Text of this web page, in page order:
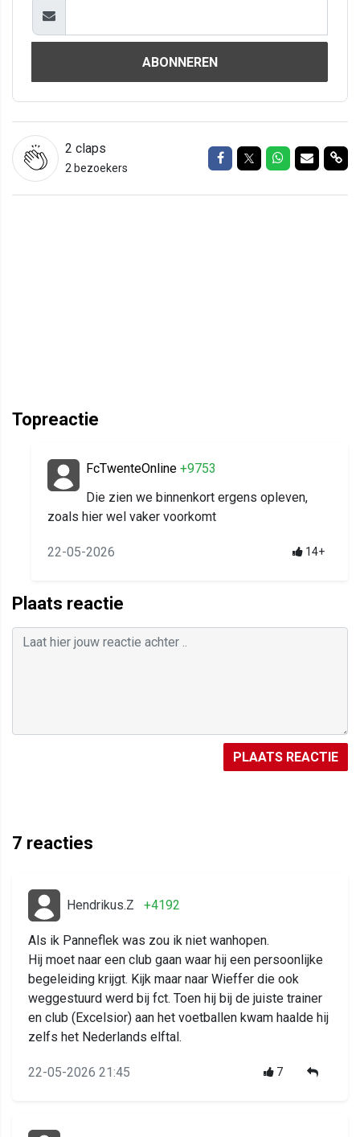
ABONNEREN
2 claps
2 bezoekers
Delen op Facebook
Delen op Twitter
Delen op
Delen
Topreactie
FcTwenteOnline +9753
Die zien we binnenkort ergens opleven,
zoals hier wel vaker voorkomt
22-05-2026 14+
Plaats reactie
PLAATS REACTIE
7 reacties
Hendrikus.Z +4192
Als ik Panneflek was zou ik niet wanhopen.
Hij moet naar een club gaan waar hij een persoonlijke
begeleiding krijgt. Kijk maar naar Wieffer die ook
weggestuurd werd bij fct. Toen hij bij de juiste trainer
en club (Excelsior) aan het voetballen kwam haalde hij
zelfs het Nederlands elftal.
22-05-2026 21:45 7